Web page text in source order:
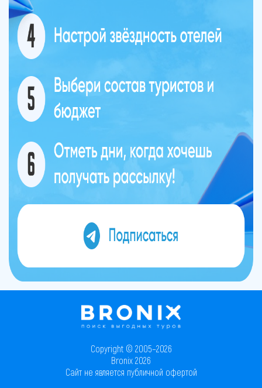
Copyright © 2005–2026
Bronix 2026
Сайт не является публичной офертой